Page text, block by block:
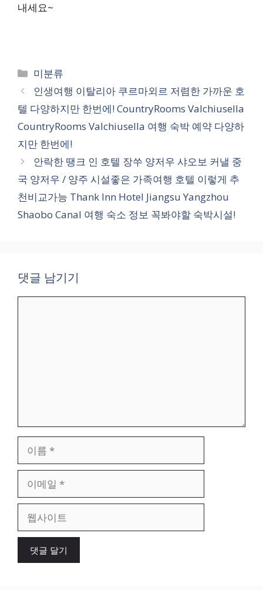
내세요~
카
테
고
리
미분류
인생여행 이탈리아 쿠르마외르 저렴한 가까운 호
텔 다양하지만 한번에! CountryRooms Valchiusella
CountryRooms Valchiusella 여행 숙박 예약 다양하
지만 한번에!
안락한 땡크 인 호텔 장쑤 양저우 샤오보 커낼 중
국 양저우 / 양주 시설좋은 가족여행 호텔 이렇게 추
천비교가능 Thank Inn Hotel Jiangsu Yangzhou
Shaobo Canal 여행 숙소 정보 꼭봐야할 숙박시설!
댓글 남기기
일
이